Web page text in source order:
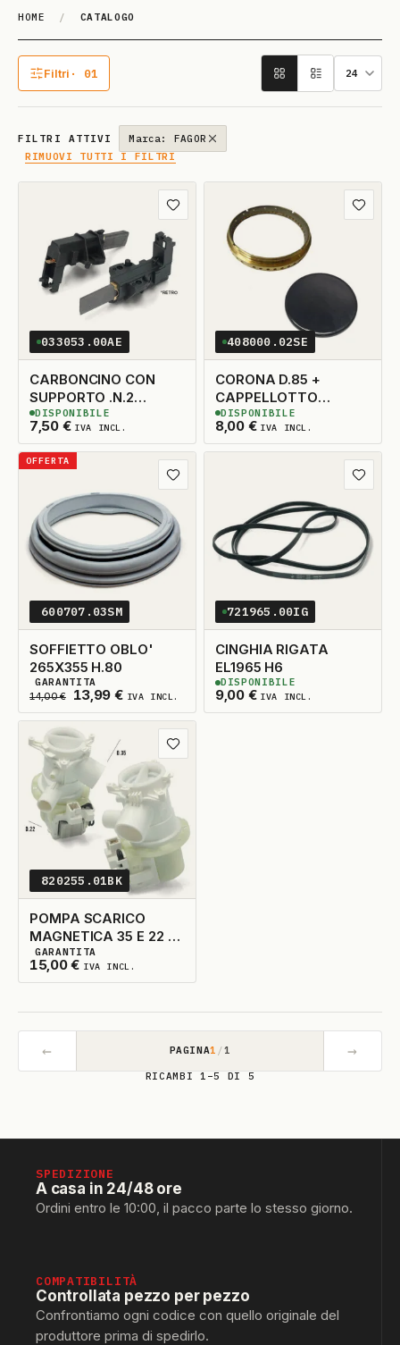
HOME / CATALOGO
Catalogo
Filtri · 01
1 filtro attivo
FILTRI ATTIVI
Marca: FAGOR
RIMUOVI TUTTI I FILTRI
Aggiungi ai preferiti
033053.00AE
CARBONCINO CON
SUPPORTO .N.2
5X14X33 TAGLIO DX
ADATTABILE
7,50 € IVA INCL.
13 DISPONIBILI
DISPONIBILE
408000.02SE
CORONA D.85 +
CAPPELLOTTO
GRANDE D. 92
(BRUCIATORE 416758 -
416755)
8,00 € IVA INCL.
4DISPONIBILI
DISPONIBILE
OFFERTA
Aggiungi ai preferiti
600707.03SM
SOFFIETTO OBLO'
265X355 H.80
14,00€ Il prezzo originale era: 14,00 €.
13,99 €Il prezzo attuale è: 13,99 €.
IVA INCL.
2DISPONIBILI
GARANTITA
721965.00IG
CINGHIA RIGATA
EL1965 H6
9,00 € IVA INCL.
4DISPONIBILI
DISPONIBILE
Aggiungi ai preferiti
820255.01BK
POMPA SCARICO
MAGNETICA 35 E 22 -
TUBO DA 35
INCLINATO
15,00€ IVA INCL.
4DISPONIBILI
GARANTITA
← PAGINA1 /1 →
RICAMBI 1–5 DI 5
SPEDIZIONE
A casa in 24/48 ore
Ordini entro le 10:00, il pacco parte lo stesso giorno.
COMPATIBILITÀ
Controllata pezzo per pezzo
Confrontiamo ogni codice con quello originale del
produttore prima di spedirlo.